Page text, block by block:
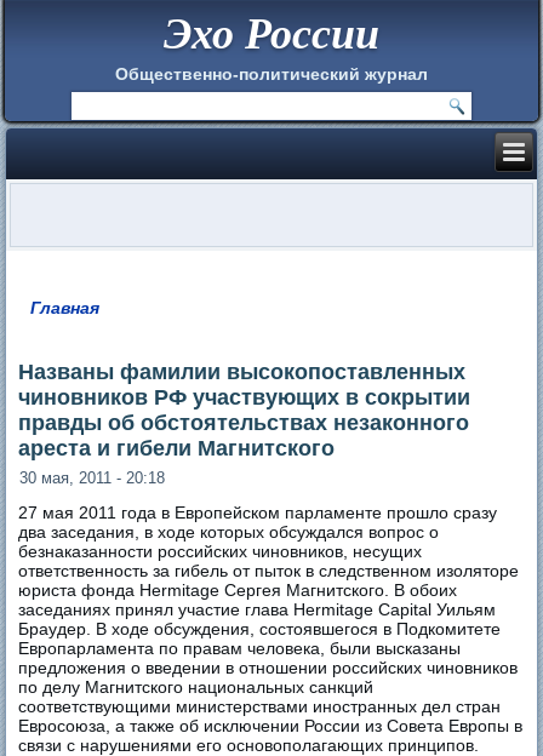
Эхо России
Общественно-политический журнал
Главная
Названы фамилии высокопоставленных
чиновников РФ участвующих в сокрытии
правды об обстоятельствах незаконного
ареста и гибели Магнитского
30 мая, 2011 - 20:18
27 мая 2011 года в Европейском парламенте прошло сразу
два заседания, в ходе которых обсуждался вопрос о
безнаказанности российских чиновников, несущих
ответственность за гибель от пыток в следственном изоляторе
юриста фонда Hermitage Сергея Магнитского. В обоих
заседаниях принял участие глава Hermitage Capital Уильям
Браудер. В ходе обсуждения, состоявшегося в Подкомитете
Европарламента по правам человека, были высказаны
предложения о введении в отношении российских чиновников
по делу Магнитского национальных санкций
соответствующими министерствами иностранных дел стран
Евросоюза, а также об исключении России из Совета Европы в
связи с нарушениями его основополагающих принципов.